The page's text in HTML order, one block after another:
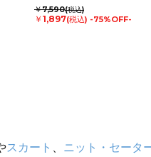
￥7,590(税込)
￥1,897(税込) -75%OFF-
スカート ニット・セータ